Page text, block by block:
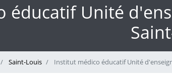
éducatif Unité
Saint-Louis Institut médico éducatif Unité